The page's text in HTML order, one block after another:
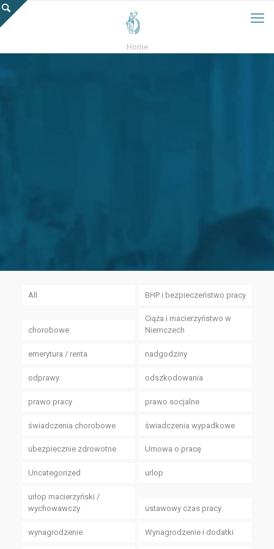
Home
All BHP i bezpieczeństwo pracy
chorobowe
Ciąża i macierzyństwo w
Niemczech
emerytura / renta nadgodziny
odprawy odszkodowania
prawo pracy prawo socjalne
świadczenia chorobowe świadczenia wypadkowe
ubezpiecznie zdrowotne Umowa o pracę
Uncategorized urlop
urlop macierzyński /
wychowawczy
ustawowy czas pracy
wynagrodzenie Wynagrodzenie i dodatki